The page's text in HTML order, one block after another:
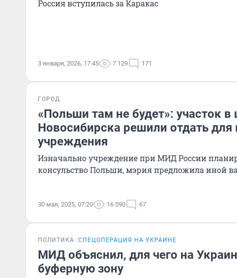
Россия вступилась за Каракас
3 января, 2026, 17:45 7 129 171
ГОРОД
«Польши там не будет»: участок в
Новосибирска решили отдать для
учреждения
Изначально учреждение при МИД России
консульство Польши, мэрия предложила иной
30 мая, 2025, 07:20 16 590 67
ПОЛИТИКА СПЕЦОПЕРАЦИЯ НА УКРАИНЕ
МИД объяснил, для чего на
буферную зону